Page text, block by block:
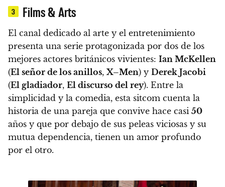
3 Films & Arts
El canal dedicado al arte y el entretenimiento
presenta una serie protagonizada por dos de los
mejores actores británicos vivientes: Ian McKellen
(El señor de los anillos, X–Men) y Derek Jacobi
(El gladiador, El discurso del rey). Entre la
simplicidad y la comedia, esta sitcom cuenta la
historia de una pareja que convive hace casi 50
años y que por debajo de sus peleas viciosas y su
mutua dependencia, tienen un amor profundo
por el otro.